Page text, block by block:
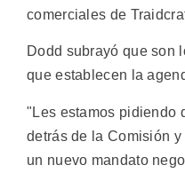
comerciales de
Dodd subrayó que son
que establecen la
"Les estamos pidiendo
detrás de la Comisión
un nuevo mandato